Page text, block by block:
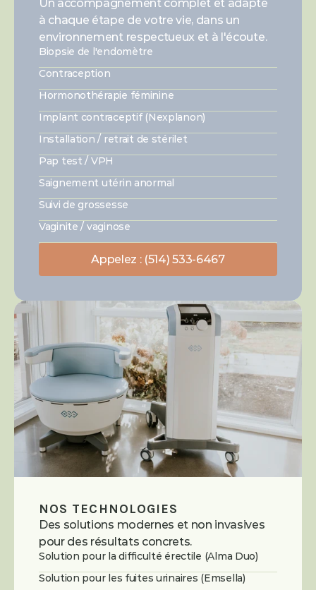
Un accompagnement complet et adapté
à chaque étape de votre vie, dans un
environnement respectueux et à l'écoute.
Biopsie de l'endomètre
Contraception
Hormonothérapie féminine
Implant contraceptif (Nexplanon)
Installation / retrait de stérilet
Pap test / VPH
Saignement utérin anormal
Suivi de grossesse
Vaginite / vaginose
Appelez : (514) 533-6467
NOS TECHNOLOGIES
Des solutions modernes et non invasives
pour des résultats concrets.
Solution pour la difficulté érectile (Alma Duo)
Solution pour les fuites urinaires (Emsella)